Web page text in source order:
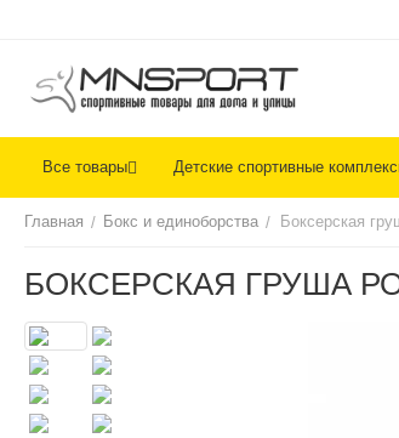
Все товары Детские спортивные
Главная / Бокс и единоборства / Боксерская
БОКСЕРСКАЯ ГРУША